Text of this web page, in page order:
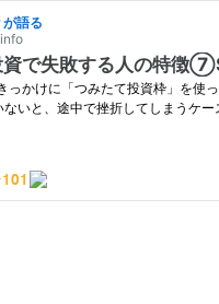
語る
資で失敗する人の特徴
っかけに「つみたて投資枠」を使
ないと、途中で挫折してしまうケ